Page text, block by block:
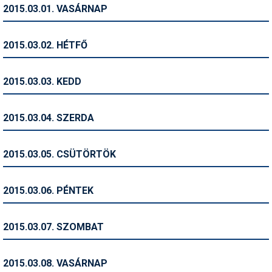
Humor
Ingatlan
Interjúk
Kerékpár
Korcsolya
Magazinok
Munkavállalás
2015.03.01. VASÁRNAP
2015.03.02. HÉTFŐ
2015.03.03. KEDD
2015.03.04. SZERDA
2015.03.05. CSÜTÖRTÖK
2015.03.06. PÉNTEK
2015.03.07. SZOMBAT
2015.03.08. VASÁRNAP